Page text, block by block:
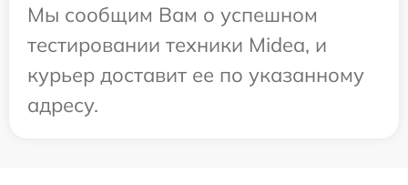
Мы сообщим Вам о успешном
тестировании техники Midea, и
курьер доставит ее по указанному
адресу.